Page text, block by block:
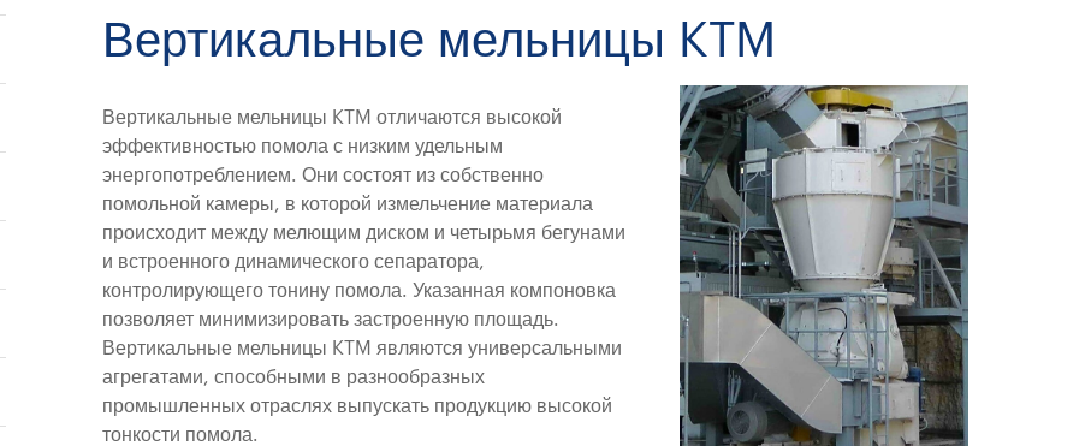
Вертикальные мельницы KTM
Вертикальные мельницы KTM отличаются высокой
эффективностью помола с низким удельным
энергопотреблением. Они состоят из собственно
помольной камеры, в которой измельчение материала
происходит между мелющим диском и четырьмя бегунами
и встроенного динамического сепаратора,
контролирующего тонину помола. Указанная компоновка
позволяет минимизировать застроенную площадь.
Вертикальные мельницы KTM являются универсальными
агрегатами, способными в разнообразных
промышленных отраслях выпускать продукцию высокой
тонкости помола.